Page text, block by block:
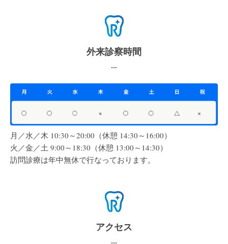
外来診察時間
月／水／木 10:30～20:00（休憩 14:30～16:00）
火／金／土 9:00～18:30（休憩 13:00～14:30）
訪問診療は年中無休で行なっております。
アクセス